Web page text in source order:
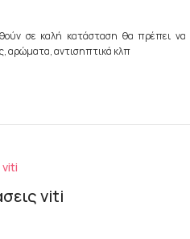
σε καλή κατάσταση θα πρέπει να
αρώματα, αντισηπτικά κλπ
viti
viti